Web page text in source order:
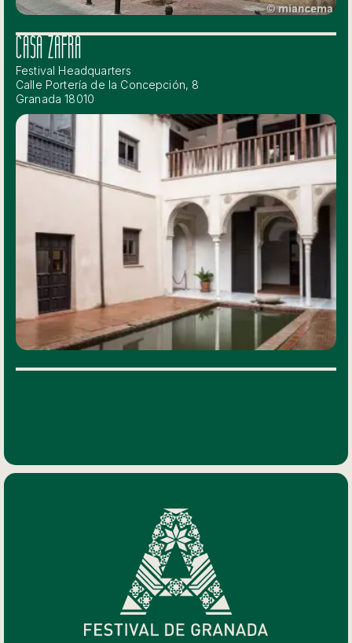
CASA ZAFRA
Festival Headquarters
Calle Portería de la Concepción, 8
Granada 18010